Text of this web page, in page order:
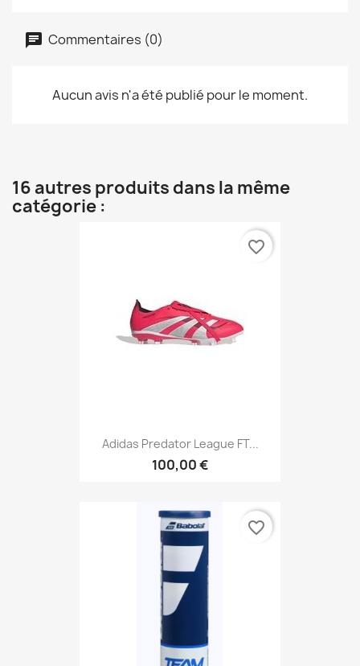
Commentaires (0)
Aucun avis n'a été publié pour le moment.
16 autres produits dans la même
catégorie :
Adidas Predator League FT...
100,00 €
favorite_border
favorite_border